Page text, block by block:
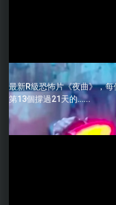
最新R級恐怖片《夜曲》，
第13個撐過21天的…...